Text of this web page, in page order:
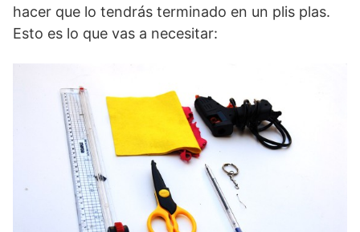
hacer que lo tendrás terminado en un plis plas.
Esto es lo que vas a necesitar: